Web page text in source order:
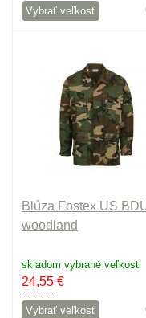
Vybrať veľkosť
Blúza Fostex US
woodland
skladom vybrané veľkosti
24,55 €
Vybrať veľkosť